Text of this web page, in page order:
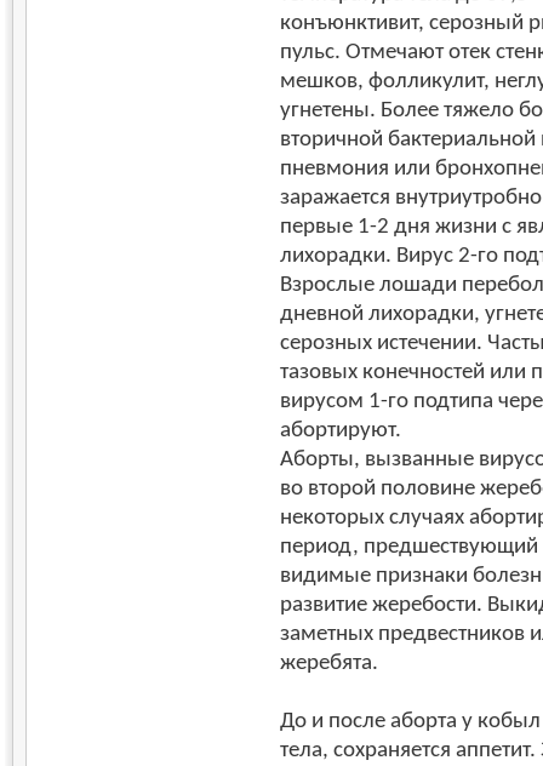
конъюнктивит, серозный
пульс. Отмечают отек
мешков, фолликулит,
угнетены. Более тяжело
вторичной
пневмония или
заражается
первые 1-2 дня жизни с
лихорадки. Вирус 2-го
Взрослые лошади
дневной лихорадки,
серозных истечении.
тазовых конечностей
вирусом 1-го подтипа
абортируют.
Аборты, вызванные
во второй половине
некоторых случаях
период, предшествующий
видимые признаки
развитие жеребости.
заметных предвестников
жеребята.
До и после аборта у
тела, сохраняется